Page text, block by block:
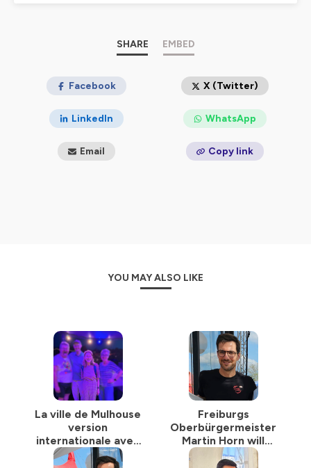
citoyens ou décalés pour refaire le monde – et
réinventer Mulhouse capitale du monde ;-)
Tous nos lienslinktr.ee/radiowne.eu
clic sur PODCASTS
www.wunderparlement.eu
Hébergé par Ausha. Visitez
ausha.co/politique-de-
confidentialitepour plus d'informations.
SHARE EMBED
Facebook X (Twitter)
LinkedIn WhatsApp
Email Copy link
YOU MAY ALSO LIKE
La ville de Mulhouse
version
internationale avec
Martine Moser
Freiburgs
Oberbürgermeister
Martin Horn will
mehr soziale